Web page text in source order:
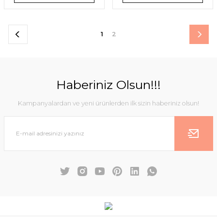
1 2
Haberiniz Olsun!!!
Kampanyalardan ve yeni ürünlerden ilk sizin haberiniz olsun!